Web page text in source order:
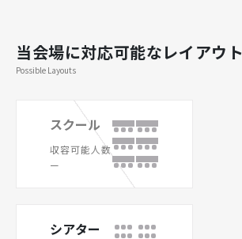
当会場に対応可能なレイアウト
Possible Layouts
スクール
収容可能人数
ー
シアター